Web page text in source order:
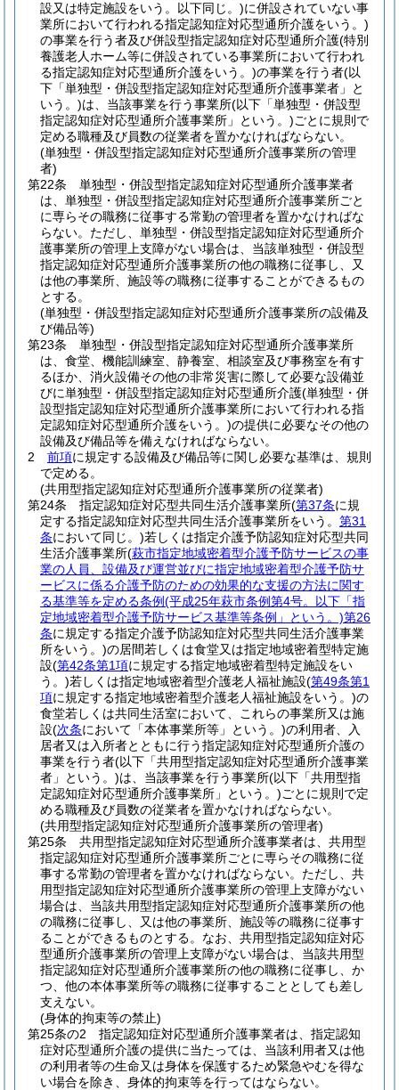
設又は特定施設をいう。以下同じ。)に併設されていない事
業所において行われる指定認知症対応型通所介護をいう。)
の事業を行う者及び併設型指定認知症対応型通所介護(特別
養護老人ホーム等に併設されている事業所において行われ
る指定認知症対応型通所介護をいう。)の事業を行う者(以
下「単独型・併設型指定認知症対応型通所介護事業者」と
いう。)は、当該事業を行う事業所(以下「単独型・併設型
指定認知症対応型通所介護事業所」という。)ごとに規則で
定める職種及び員数の従業者を置かなければならない。
(単独型・併設型指定認知症対応型通所介護事業所の管理
者)
第22条
単独型・併設型指定認知症対応型通所介護事業者
は、単独型・併設型指定認知症対応型通所介護事業所ごと
に専らその職務に従事する常勤の管理者を置かなければな
らない。 ただし、単独型・併設型指定認知症対応型通所介
護事業所の管理上支障がない場合は、当該単独型・併設型
指定認知症対応型通所介護事業所の他の職務に従事し、又
は他の事業所、施設等の職務に従事することができるもの
とする。
(単独型・併設型指定認知症対応型通所介護事業所の設備及
び備品等)
第23条
単独型・併設型指定認知症対応型通所介護事業所
は、食堂、機能訓練室、静養室、相談室及び事務室を有す
るほか、消火設備その他の非常災害に際して必要な設備並
びに単独型・併設型指定認知症対応型通所介護(単独型・併
設型指定認知症対応型通所介護事業所において行われる指
定認知症対応型通所介護をいう。)の提供に必要なその他の
設備及び備品等を備えなければならない。
2
前項に規定する設備及び備品等に関し必要な基準は、規則
で定める。
(共用型指定認知症対応型通所介護事業所の従業者)
第24条
指定認知症対応型共同生活介護事業所(第37条に規
定する指定認知症対応型共同生活介護事業所をいう。 第31
条において同じ。)若しくは指定介護予防認知症対応型共同
生活介護事業所(萩市指定地域密着型介護予防サービスの事
業の人員、設備及び運営並びに指定地域密着型介護予防サ
ービスに係る介護予防のための効果的な支援の方法に関す
る基準等を定める条例(平成25年萩市条例第4号。以下「指
定地域密着型介護予防サービス基準等条例」という。)第26
条に規定する指定介護予防認知症対応型共同生活介護事業
所をいう。)の居間若しくは食堂又は指定地域密着型特定施
設(第42条第1項に規定する指定地域密着型特定施設をい
う。)若しくは指定地域密着型介護老人福祉施設(第49条第1
項に規定する指定地域密着型介護老人福祉施設をいう。)の
食堂若しくは共同生活室において、これらの事業所又は施
設(次条において「本体事業所等」という。)の利用者、入
居者又は入所者とともに行う指定認知症対応型通所介護の
事業を行う者(以下「共用型指定認知症対応型通所介護事業
者」という。)は、当該事業を行う事業所(以下「共用型指
定認知症対応型通所介護事業所」という。)ごとに規則で定
める職種及び員数の従業者を置かなければならない。
(共用型指定認知症対応型通所介護事業所の管理者)
第25条
共用型指定認知症対応型通所介護事業者は、共用型
指定認知症対応型通所介護事業所ごとに専らその職務に従
事する常勤の管理者を置かなければならない。 ただし、共
用型指定認知症対応型通所介護事業所の管理上支障がない
場合は、当該共用型指定認知症対応型通所介護事業所の他
の職務に従事し、又は他の事業所、施設等の職務に従事す
ることができるものとする。 なお、共用型指定認知症対応
型通所介護事業所の管理上支障がない場合は、当該共用型
指定認知症対応型通所介護事業所の他の職務に従事し、か
つ、他の本体事業所等の職務に従事することとしても差し
支えない。
(身体的拘束等の禁止)
第25条の2
指定認知症対応型通所介護事業者は、指定認知
症対応型通所介護の提供に当たっては、当該利用者又は他
の利用者等の生命又は身体を保護するため緊急やむを得な
い場合を除き、身体的拘束等を行ってはならない。